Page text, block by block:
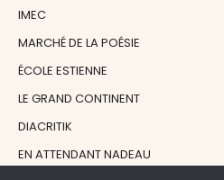
IMEC
MARCHÉ DE LA POÉSIE
ÉCOLE ESTIENNE
LE GRAND CONTINENT
DIACRITIK
EN ATTENDANT NADEAU